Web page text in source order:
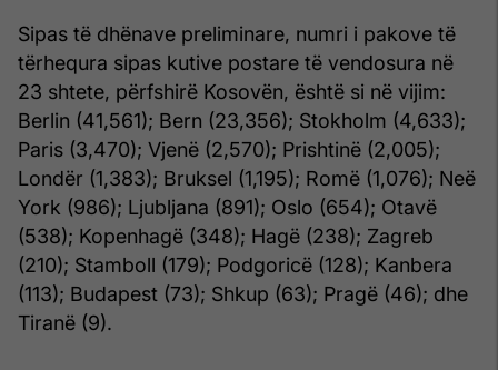
Sipas të dhënave preliminare, numri i pakove të
tërhequra sipas kutive postare të vendosura në
23 shtete, përfshirë Kosovën, është si në vijim:
Berlin (41,561); Bern (23,356); Stokholm (4,633);
Paris (3,470); Vjenë (2,570); Prishtinë (2,005);
Londër (1,383); Bruksel (1,195); Romë (1,076); Neë
York (986); Ljubljana (891); Oslo (654); Otavë
(538); Kopenhagë (348); Hagë (238); Zagreb
(210); Stamboll (179); Podgoricë (128); Kanbera
(113); Budapest (73); Shkup (63); Pragë (46); dhe
Tiranë (9).